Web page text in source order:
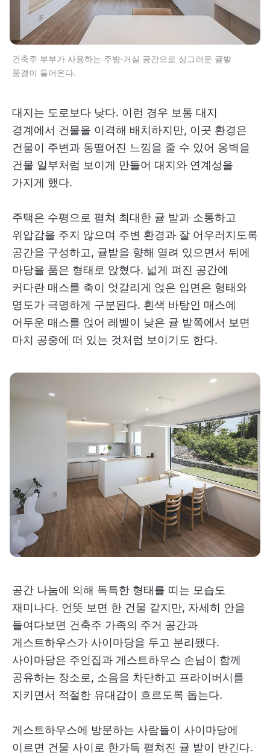
건축주 부부가 사용하는 주방·거실 공간으로 싱그러운 귤밭
풍경이 들어온다.
대지는 도로보다 낮다. 이런 경우 보통 대지
경계에서 건물을 이격해 배치하지만, 이곳 환경은
건물이 주변과 동떨어진 느낌을 줄 수 있어 옹벽을
건물 일부처럼 보이게 만들어 대지와 연계성을
가지게 했다.
주택은 수평으로 펼쳐 최대한 귤 밭과 소통하고
위압감을 주지 않으며 주변 환경과 잘 어우러지도록
공간을 구성하고, 귤밭을 향해 열려 있으면서 뒤에
마당을 품은 형태로 앉혔다. 넓게 펴진 공간에
커다란 매스를 축이 엇갈리게 얹은 입면은 형태와
명도가 극명하게 구분된다. 흰색 바탕인 매스에
어두운 매스를 얹어 레벨이 낮은 귤 밭쪽에서 보면
마치 공중에 떠 있는 것처럼 보이기도 한다.
공간 나눔에 의해 독특한 형태를 띠는 모습도
재미나다. 언뜻 보면 한 건물 같지만, 자세히 안을
들여다보면 건축주 가족의 주거 공간과
게스트하우스가 사이마당을 두고 분리됐다.
사이마당은 주인집과 게스트하우스 손님이 함께
공유하는 장소로, 소음을 차단하고 프라이버시를
지키면서 적절한 유대감이 흐르도록 돕는다.
게스트하우스에 방문하는 사람들이 사이마당에
이르면 건물 사이로 한가득 펼쳐진 귤 밭이 반긴다.